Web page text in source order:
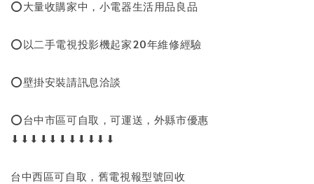
⭕大量收購家中，小電器生活用品良品
⭕以二手電視投影機起家20年維修經驗
⭕壁掛安裝請訊息洽談
⭕台中市區可自取，可運送，外縣市優惠
⬇⬇⬇⬇⬇⬇⬇⬇⬇⬇⬇
台中西區可自取，舊電視報型號回收